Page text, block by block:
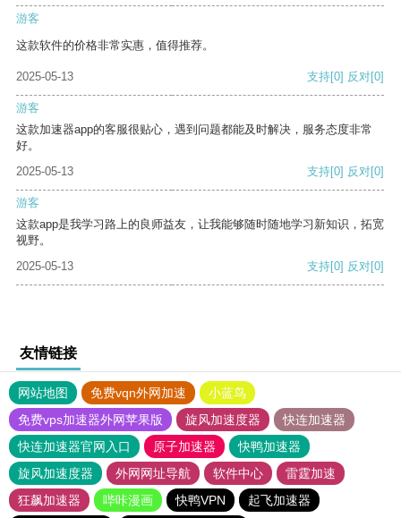
游客
这款软件的价格非常实惠，值得推荐。
2025-05-13 支持[0] 反对[0]
游客
这款加速器app的客服很贴心，遇到问题都能及时解决，服务态度非常
好。
2025-05-13
支持[0] 反对[0]
游客
这款app是我学习路上的良师益友，让我能够随时随地学习新知识，拓宽
视野。
2025-05-13
支持[0] 反对[0]
友情链接
网站地图 免费vqn外网加速
小蓝鸟
免费vps加速器外网苹果版
旋风加速度器
快连加速器
快连加速器官网入口
原子加速器
快鸭加速器
旋风加速度器
外网网址导航 软件中心
雷霆加速
狂飙加速器
哔咔漫画 快鸭VPN 起飞加速器